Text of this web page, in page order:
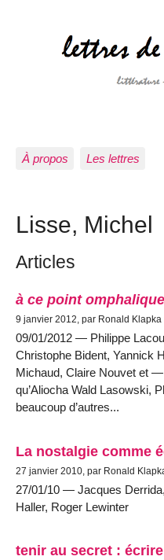
À propos Les lettres
Lisse, Michel
Articles
à ce point
9 janvier 2012, par Ronald Klapka
09/01/2012 — Philippe
Christophe Bident, Yannick
Michaud, Claire Nouvet et
qu’Aliocha Wald Lasowski,
beaucoup d’autres...
La nostalgie comme
27 janvier 2010, par Ronald
27/01/10 — Jacques
Haller, Roger Lewinter
tenir au secret :